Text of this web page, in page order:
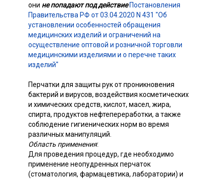
они не попадают под действие Постановления
Правительства РФ от 03.04.2020 N 431 "Об
установлении особенностей обращения
медицинских изделий и ограничений на
осуществление оптовой и розничной торговли
медицинскими изделиями и о перечне таких
изделий"
Перчатки для защиты рук от проникновения
бактерий и вирусов, воздействия косметических
и химических средств, кислот, масел, жира,
спирта, продуктов нефтепереработки, а также
соблюдение гигиенических норм во время
различных манипуляций.
Область применения:
Для проведения процедур, где необходимо
применение неопудренных перчаток
(стоматология, фармацевтика, лаборатории) и